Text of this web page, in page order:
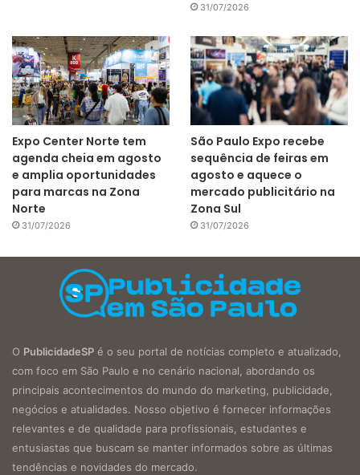
31/07/2026
Expo Center Norte tem
agenda cheia em agosto
e amplia oportunidades
para marcas na Zona
Norte
31/07/2026
São Paulo Expo recebe
sequência de feiras em
agosto e aquece o
mercado publicitário na
Zona Sul
31/07/2026
O PublicidadeSP é o seu portal de notícias completo e atualizado,
com foco em São Paulo e no cenário nacional, abordando os
principais acontecimentos do mundo do marketing, publicidade,
negócios e atualidades. Nosso objetivo é fornecer informações
relevantes e de qualidade para profissionais, estudantes e
entusiastas que buscam se manter informados sobre as últimas
tendências e novidades do mercado.